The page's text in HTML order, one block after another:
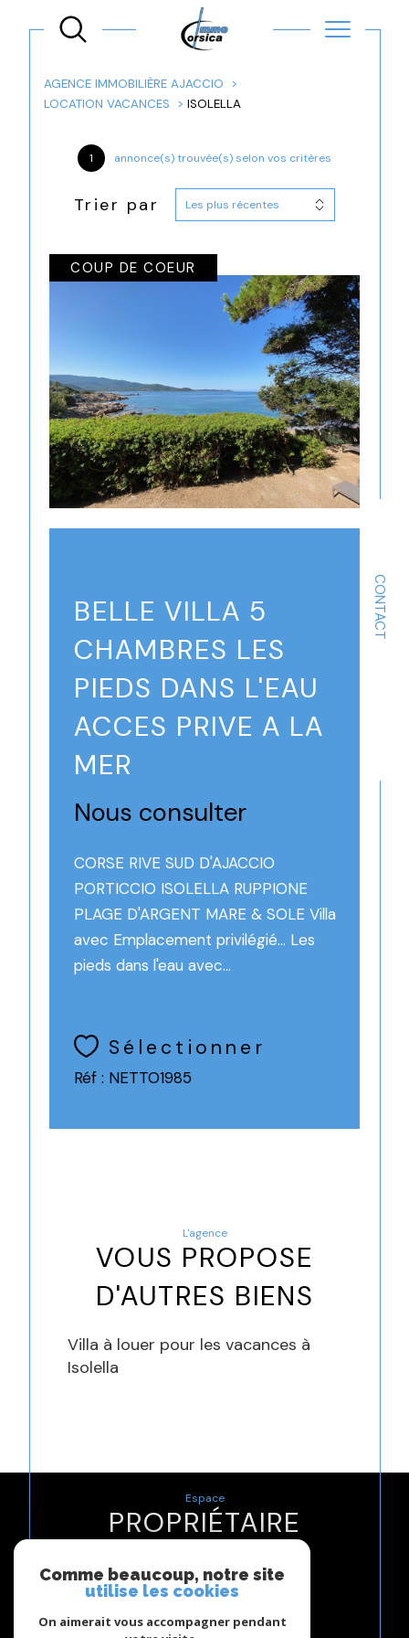
CONTACT
AGENCE IMMOBILIÈRE AJACCIO
LOCATION VACANCES
ISOLELLA
1 annonce(s) trouvée(s) selon vos critères
Trier par Les plus récentes
BELLE VILLA 5
CHAMBRES LES
PIEDS DANS L'EAU
ACCES PRIVE A LA
MER
Nous consulter
CORSE RIVE SUD D'AJACCIO
PORTICCIO ISOLELLA RUPPIONE
PLAGE D'ARGENT MARE & SOLE Villa
avec Emplacement privilégié... Les
pieds dans l'eau avec...
Sélectionner
Réf : NETTO1985
COUP DE COEUR
L'agence
VOUS PROPOSE
D'AUTRES BIENS
Villa à louer pour les vacances à
Isolella
Espace
PROPRIÉTAIRE
Se connecter
Comme beaucoup, notre site
utilise les cookies
On aimerait vous accompagner pendant